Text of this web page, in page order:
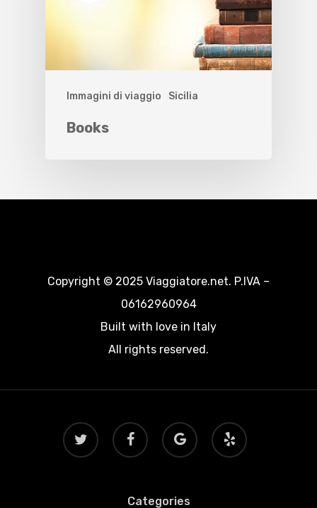
Immagini di viaggio Sicilia
Books
Copyright © 2025 Viaggiatore.net. P.IVA –
06162960964
Built with love in Italy
All rights reserved.
twitter facebook
google-
plus
yelp
Categories